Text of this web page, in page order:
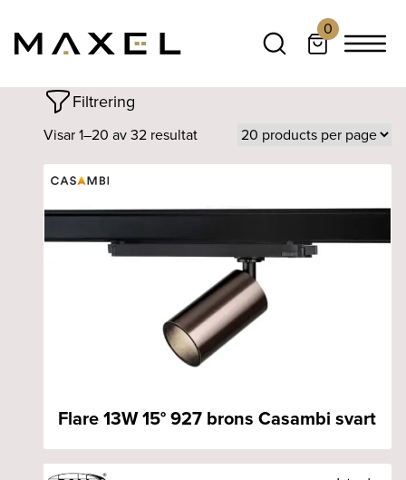
0
Filtrering
Visar 1–20 av 32 resultat
Flare 13W 15° 927 brons Casambi svart